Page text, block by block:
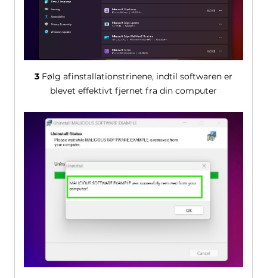
3Følg afinstallationstrinene, indtil softwaren er
blevet effektivt fjernet fra din computer